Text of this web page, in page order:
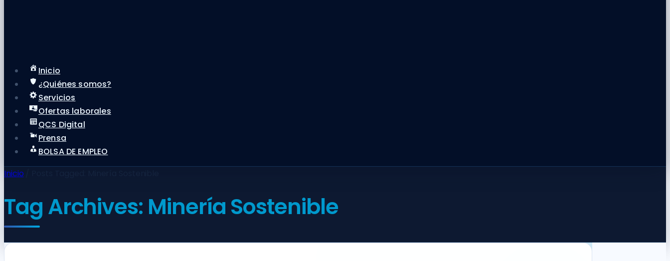
Inicio
¿Quiénes somos?
Servicios
Ofertas laborales
QCS Digital
Prensa
BOLSA DE EMPLEO
Inicio
Tag Archives: Minería Sostenible